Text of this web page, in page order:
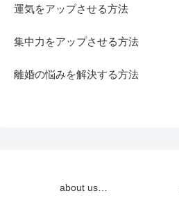
運気をアップさせる方法
集中力をアップさせる方法
離婚の悩みを解決する方法
about us…